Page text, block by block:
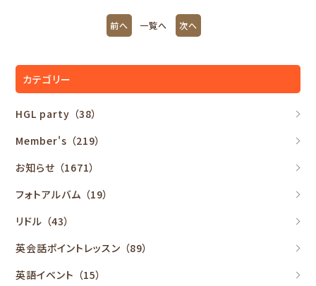
前へ 一覧へ 次へ
カテゴリー
HGL party （38）
Member's （219）
お知らせ （1671）
フォトアルバム （19）
リドル （43）
英会話ポイントレッスン （89）
英語イベント （15）